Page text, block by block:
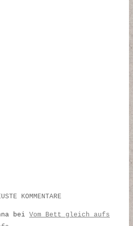
KOMMENTARE
bei Vom Bett gleich aufs